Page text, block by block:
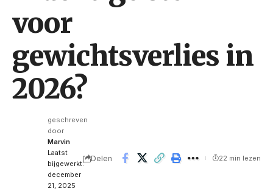
voor
gewichtsverlies in
2026?
Laatst
bijgewerkt:
december
21, 2025
geschreven
door
Marvin
Delen 22 min lezen